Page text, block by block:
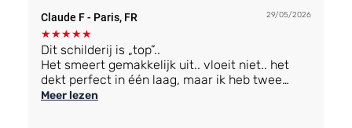
Claude F- Paris, FR 29/05/2026
★★★★★
Dit schilderij is „top”..
Het smeert gemakkelijk uit.. vloeit niet.. het
dekt perfect in één laag, maar ik heb twee
lagen aangebracht om de gebruiksaanwijzing
Meer lezen